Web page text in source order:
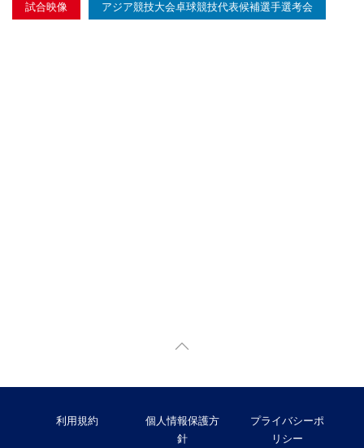
試合映像 アジア競技大会卓球競技代表候補選手選考会
利用規約
個人情報保護方
針
プライバシーポ
リシー